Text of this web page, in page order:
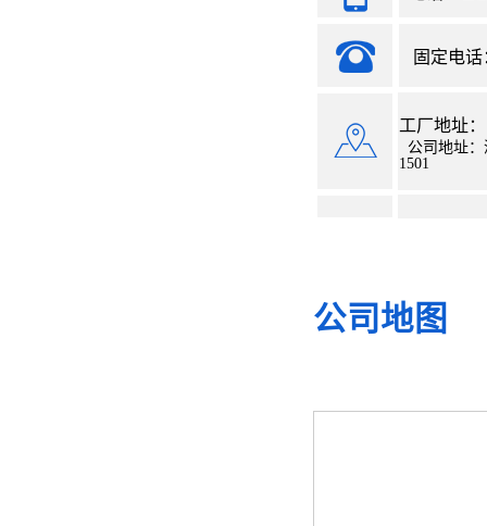
固定电话
工厂地址
公司地址
1501
公司地图